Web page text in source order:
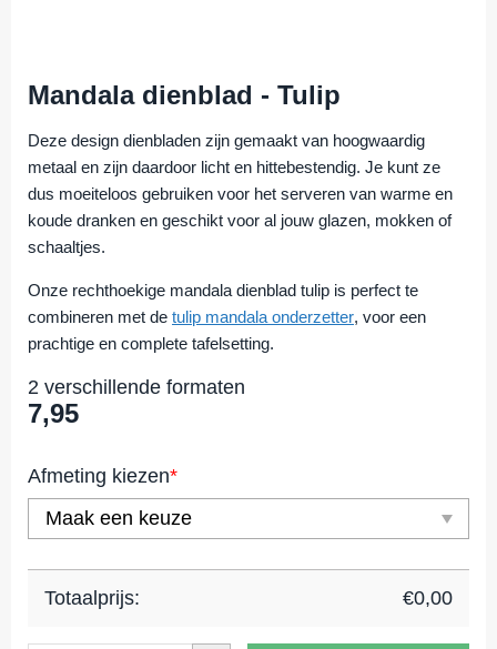
Mandala dienblad - Tulip
Deze design dienbladen zijn gemaakt van hoogwaardig
metaal en zijn daardoor licht en hittebestendig. Je kunt ze
dus moeiteloos gebruiken voor het serveren van warme en
koude dranken en geschikt voor al jouw glazen, mokken of
schaaltjes.
Onze rechthoekige mandala dienblad tulip is perfect te
combineren met de tulip mandala onderzetter, voor een
prachtige en complete tafelsetting.
2 verschillende formaten
7,95
Afmeting kiezen*
Totaalprijs: €0,00